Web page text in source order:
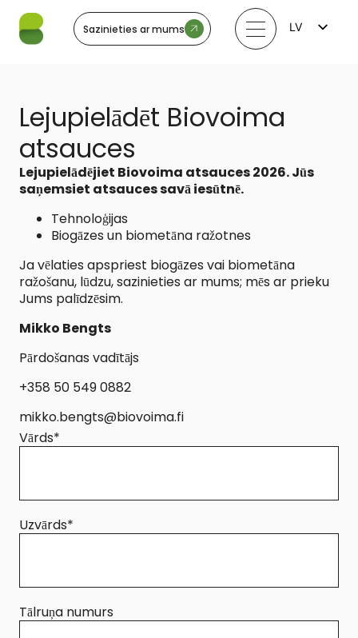
Sazinieties ar mums
LV
Lejupielādēt Biovoima
atsauces
Lejupielādējiet Biovoima atsauces 2026. Jūs
saņemsiet atsauces savā iesūtnē.
Tehnoloģijas
Biogāzes un biometāna ražotnes
Ja vēlaties apspriest biogāzes vai biometāna
ražošanu, lūdzu, sazinieties ar mums; mēs ar prieku
Jums palīdzēsim.
Mikko Bengts
Pārdošanas vadītājs
+358 50 549 0882
mikko.bengts@biovoima.fi
Vārds*
Uzvārds*
Tālruņa numurs